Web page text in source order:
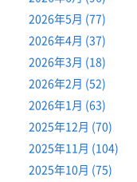
2026年5月 (77)
2026年4月 (37)
2026年3月 (18)
2026年2月 (52)
2026年1月 (63)
2025年12月 (70)
2025年11月 (104)
2025年10月 (75)